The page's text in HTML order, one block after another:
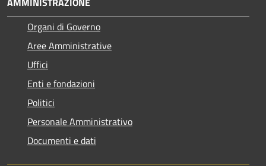
Organi di Governo
Aree Amministrative
Uffici
Enti e fondazioni
Politici
Personale Amministrativo
Documenti e dati